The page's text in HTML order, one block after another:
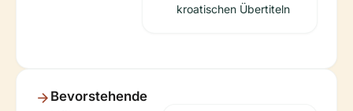
kroatischen Übertiteln
Bevorstehende